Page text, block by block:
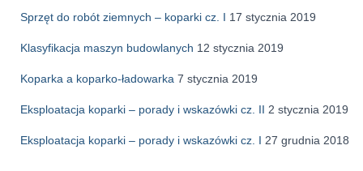
Sprzęt do robót ziemnych – koparki cz. I 17 stycznia 2019
Klasyfikacja maszyn budowlanych 12 stycznia 2019
Koparka a koparko-ładowarka 7 stycznia 2019
Eksploatacja koparki – porady i wskazówki cz. II 2 stycznia 2019
Eksploatacja koparki – porady i wskazówki cz. I 27 grudnia 2018